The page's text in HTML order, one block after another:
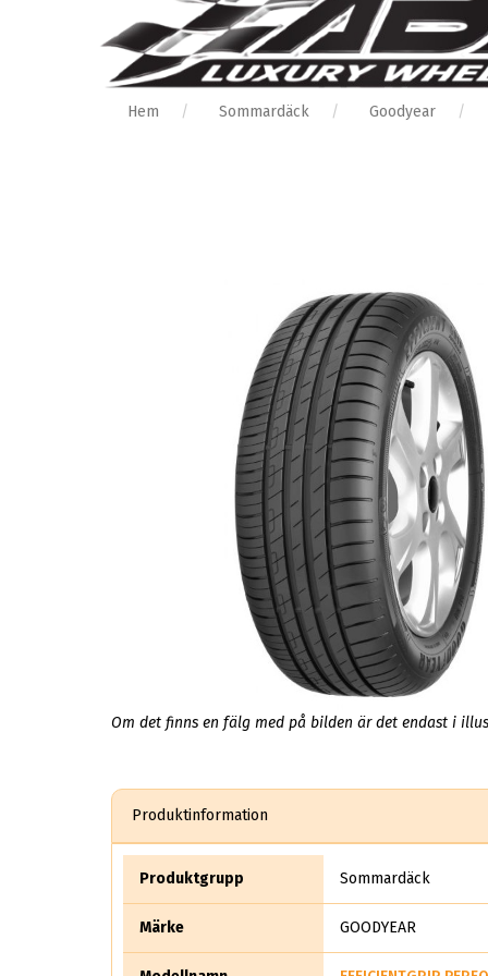
Hem Sommardäck Goodyear
Om det finns en fälg med på bilden är det endast i
Produktinformation
Produktgrupp Sommardäck
Märke GOODYEAR